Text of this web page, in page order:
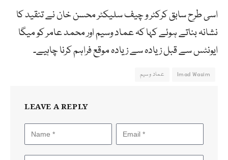
اسی طرح سابق کرکٹر و چیف سلیکٹر محسن خان نے تنقید کا
نشانہ بناتے ہوئے کہا کہ عماد وسیم اور محمد عامر کو میگا
ایونٹس سے قبل زیادہ سے زیادہ موقع فراہم کرنا چاہیے۔
Imad Wasim عماد وسیم
LEAVE A REPLY